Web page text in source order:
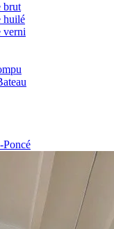
brut
huilé
verni
Poncé